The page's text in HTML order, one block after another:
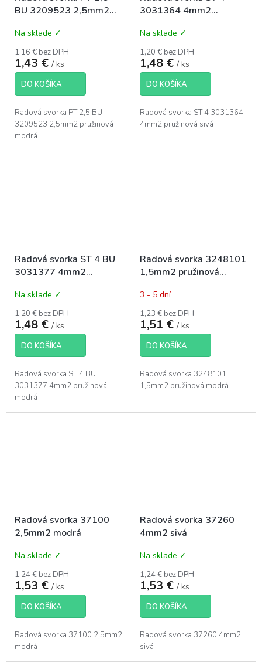
BU 3209523 2,5mm2
Na sklade ✓
1,16 € bez DPH
1,43 € / ks
DO KOŠÍKA
Radová svorka PT 2,5 BU
3209523 2,5mm2 pružinová
modrá
3031364 4mm2
Na sklade ✓
1,20 € bez DPH
1,48 € / ks
DO KOŠÍKA
Radová svorka ST 4 3031364
4mm2 pružinová sivá
Radová svorka ST 4 BU
3031377 4mm2
Na sklade ✓
1,20 € bez DPH
1,48 € / ks
DO KOŠÍKA
Radová svorka ST 4 BU
3031377 4mm2 pružinová
modrá
Radová svorka 3248101
1,5mm2 pružinová
3 - 5 dní
1,23 € bez DPH
1,51 € / ks
DO KOŠÍKA
Radová svorka 3248101
1,5mm2 pružinová modrá
Radová svorka 37100
2,5mm2 modrá
Na sklade ✓
1,24 € bez DPH
1,53 € / ks
DO KOŠÍKA
Radová svorka 37100 2,5mm2
modrá
Radová svorka 37260
4mm2 sivá
Na sklade ✓
1,24 € bez DPH
1,53 € / ks
DO KOŠÍKA
Radová svorka 37260 4mm2
sivá